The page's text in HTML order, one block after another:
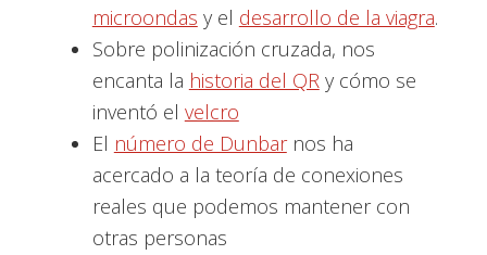
microondas y el desarrollo de la viagra.
Sobre polinización cruzada, nos
encanta la historia del QRy cómo se
inventó el velcro
El número de Dunbarnos ha
acercado a la teoría de conexiones
reales que podemos mantener con
otras personas